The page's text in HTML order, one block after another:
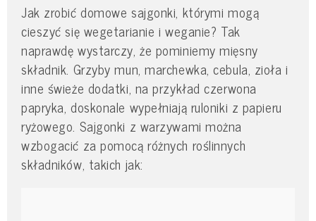
Jak zrobić domowe sajgonki, którymi mogą
cieszyć się wegetarianie i weganie? Tak
naprawdę wystarczy, że pominiemy mięsny
składnik. Grzyby mun, marchewka, cebula, zioła i
inne świeże dodatki, na przykład czerwona
papryka, doskonale wypełniają ruloniki z papieru
ryżowego. Sajgonki z warzywami można
wzbogacić za pomocą różnych roślinnych
składników, takich jak: